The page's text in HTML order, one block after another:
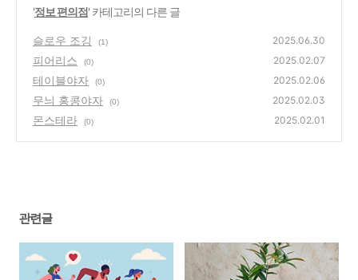
'정보 편의점' 카테고리의 다른 글
슬로우 조깅 (1) 2025.06.30
피어리스 (0) 2025.02.07
테이블야자 (0) 2025.02.06
무늬 홍콩야자 (0) 2025.02.03
몬스테라 (0) 2025.02.01
관련글